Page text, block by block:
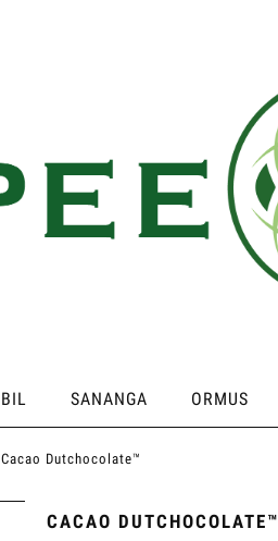
SANANGA ORMUS
Cacao Dutchocolate™
CACAO DUTCHOCOLATE™